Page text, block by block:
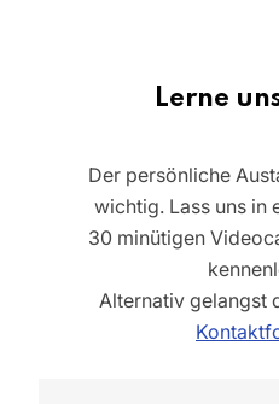
Lerne
Der persönliche
wichtig. Lass uns in
30 minütigen
Alternativ gelangst